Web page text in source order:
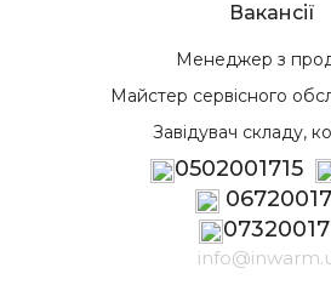
Вакансії
Менеджер з
Майстер сервісного
Завідувач складу,
0502001715